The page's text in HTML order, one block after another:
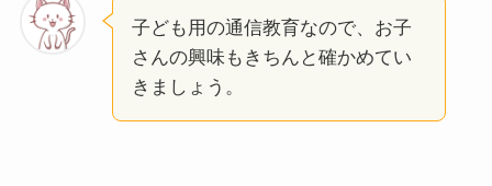
子ども用の通信教育なので、お子
さんの興味もきちんと確かめてい
きましょう。